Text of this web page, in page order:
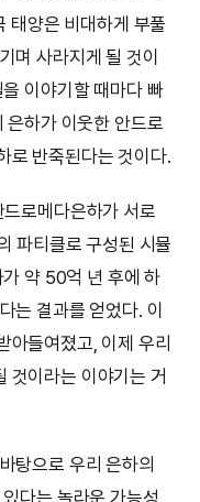
양은 비대하게 부풀
며 사라지게 될 것이
이야기할 때마다 빠
은하가 이웃한 안드로
로 반죽된다는 것이다.
로메다은하가 서로
파티클로 구성된 시뮬
약 50억 년 후에 하
는 결과를 얻었다. 이
아들여졌고, 이제 우리
것이라는 이야기는 거
탕으로 우리 은하의
다는 놀라운 가능성